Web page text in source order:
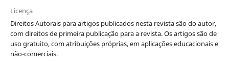
Licença
Direitos Autorais para artigos publicados nesta revista são do autor,
com direitos de primeira publicação para a revista. Os artigos são de
uso gratuito, com atribuições próprias, em aplicações educacionais e
não-comerciais.